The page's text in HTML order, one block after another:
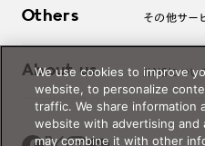
お問い合わせ
Others その他サー
レンズ交換
オンラインギフト
価格案内
About us JINSについ
Magnify Life
会社概要
We use cookies to improve
website, to personalize
traffic. We share information
website with advertising and
may combine it with other